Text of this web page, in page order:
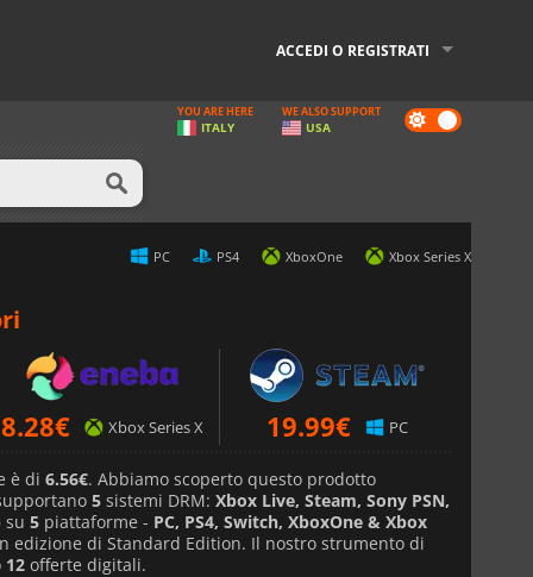
ACCEDI O REGISTRATI
Dark
mode
YOU ARE HERE
ITALY
WE ALSO SUPPORT
USA
PC PS4 XboxOne Xbox Series X
8.28€ Xbox Series X 19.99€ PC
è di 6.56€. Abbiamo scoperto questo prodotto
5 sistemi DRM: Xbox Live, Steam, Sony PSN,
su 5 piattaforme - PC, PS4, Switch, XboxOne & Xbox
edizione di Standard Edition. Il nostro strumento di
12 offerte digitali.